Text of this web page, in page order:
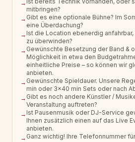
→
mitbringen?
→ Gibt es eine optionale Bühne? Im
eine Überdachung?
→ Ist die Location ebenerdig
zu überwinden?
→ Gewünschte Besetzung der Band &
Möglichkeit in etwa den
einheitliche Preise – so können wir
anbieten.
→ Gewünschte Spieldauer. Unsere
min oder 3×40 min Sets oder nach
→ Gibt es noch andere Künstler /
Veranstaltung auftreten?
→ Ist Pausenmusik oder DJ-Service
Ihnen zusätzlich einen auf das Live
anbieten.
→ Ganz wichtig! Ihre Telefonnummer